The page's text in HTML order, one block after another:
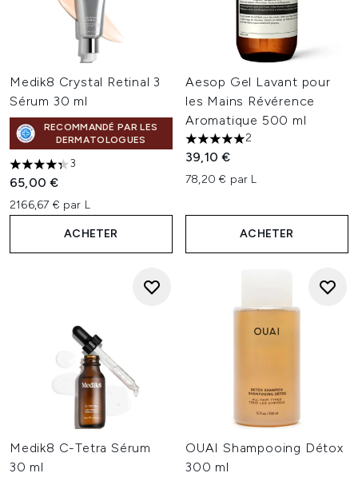
Medik8 Crystal Retinal 3
Sérum 30 ml
RECOMMANDÉ PAR LES
DERMATOLOGUES
4.33 étoiles sur un maximum de 5
3
65,00 €
2166,67 € par L
ACHETER
Aesop Gel Lavant pour
les Mains Révérence
Aromatique 500 ml
5 étoiles sur un maximum de
2
39,10 €
78,20 € par L
ACHETER
Medik8 C-Tetra Sérum
30 ml
OUAI Shampooing Détox
300 ml